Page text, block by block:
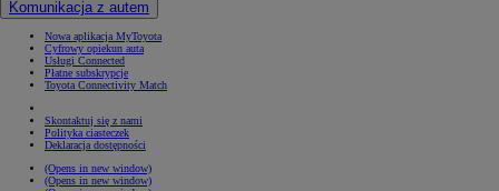
Komunikacja z autem
Nowa aplikacja MyToyota
Cyfrowy opiekun auta
Usługi Connected
Płatne subskrypcje
Toyota Connectivity Match
Skontaktuj się z nami
Polityka ciasteczek
Deklaracja dostępności
(Opens in new window)
(Opens in new window)